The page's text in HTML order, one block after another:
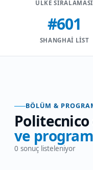
ÜLKE SIRALAMASI
#601
SHANGHAI LIST
BÖLÜM &
ve
0 sonuç listeleniyor